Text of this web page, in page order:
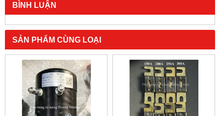
BÌNH LUẬN
SẢN PHẨM CÙNG LOẠI